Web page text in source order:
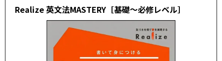
Realize 英文法MASTERY［基礎～必修レベル］